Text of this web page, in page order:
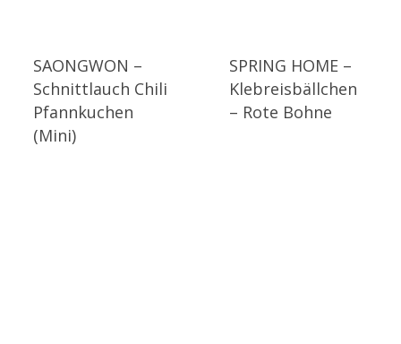
SAONGWON –
Schnittlauch Chili
Pfannkuchen
(Mini)
SPRING HOME –
Klebreisbällchen
– Rote Bohne